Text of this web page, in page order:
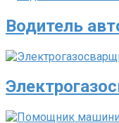
Водитель